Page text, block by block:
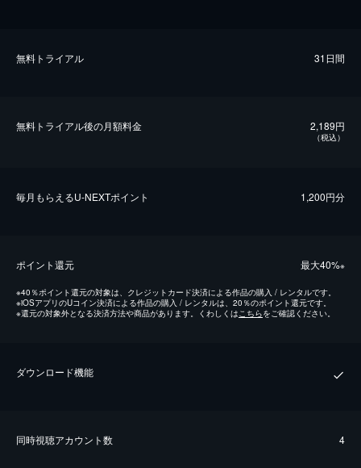
無料トライアル 31日間
無料トライアル後の⽉額料金 2,189円
（税込）
毎⽉もらえるU-NEXTポイント 1,200円分
ポイント還元 最⼤40%※
※40％ポイント還元の対象は、クレジットカード決済による作品の購入 / レンタルです。
※iOSアプリのUコイン決済による作品の購入 / レンタルは、20％のポイント還元です。
※還元の対象外となる決済方法や商品があります。くわしくは こちらをご確認ください。
ダウンロード機能
同時視聴アカウント数 4